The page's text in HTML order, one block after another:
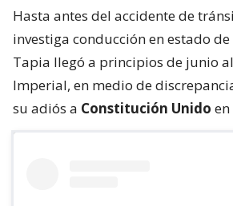
Hasta antes del accidente de
investiga conducción en estado
Tapia llegó a principios de junio
Imperial, en medio de
su adiós a Constitución Unido en